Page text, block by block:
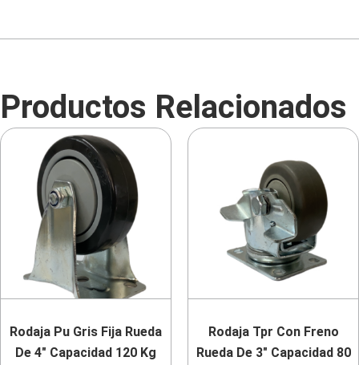
Productos Relacionados
Rodaja Pu Gris Fija Rueda
De 4″ Capacidad 120 Kg
Rodaja Tpr Con Freno
Rueda De 3″ Capacidad 80